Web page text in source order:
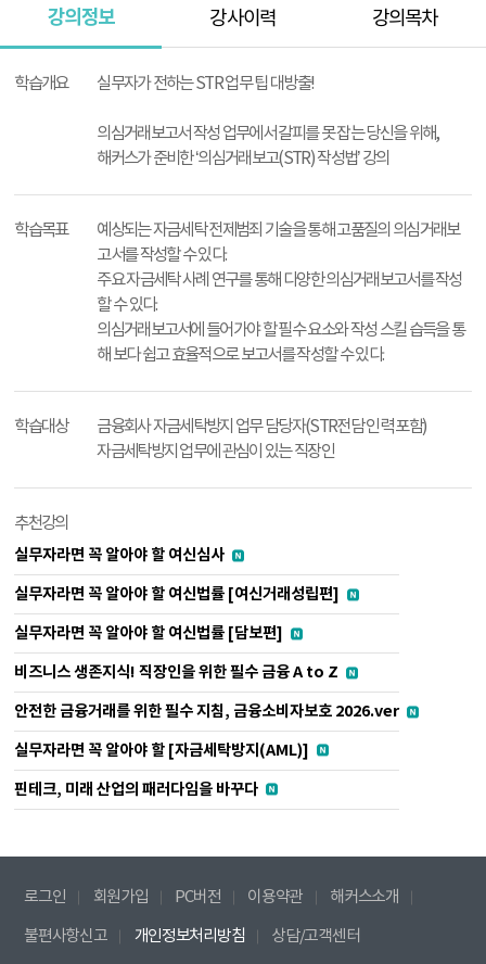
강의정보 강사이력 강의목차
학습개요 실무자가 전하는 STR 업무 팁 대방출!
의심거래보고서 작성 업무에서 갈피를 못 잡는 당신을 위해,
해커스가 준비한 ‘의심거래보고(STR) 작성법’ 강의
학습목표
예상되는 자금세탁 전제범죄 기술을 통해 고품질의 의심거래보
고서를 작성할 수 있다.
주요 자금세탁 사례 연구를 통해 다양한 의심거래보고서를 작성
할 수 있다.
의심거래보고서에 들어가야 할 필수 요소와 작성 스킬 습득을 통
해 보다 쉽고 효율적으로 보고서를 작성할 수 있다.
학습대상
금융회사 자금세탁방지 업무 담당자(STR전담 인력 포함)
자금세탁방지 업무에 관심이 있는 직장인
추천강의
실무자라면 꼭 알아야 할 여신심사
실무자라면 꼭 알아야 할 여신법률 [여신거래성립편]
실무자라면 꼭 알아야 할 여신법률 [담보편]
비즈니스 생존지식! 직장인을 위한 필수 금융 A to Z
안전한 금융거래를 위한 필수 지침, 금융소비자보호 2026.ver
실무자라면 꼭 알아야 할 [자금세탁방지(AML)]
핀테크, 미래 산업의 패러다임을 바꾸다
로그인 회원가입 PC버전 이용약관 해커스소개
불편사항신고 개인정보처리방침 상담/고객센터